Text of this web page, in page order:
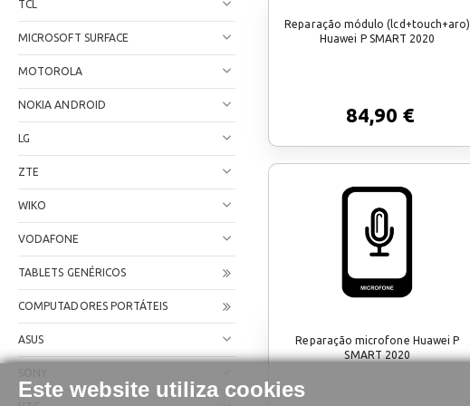
Este website utiliza cookies
TCL
MICROSOFT SURFACE
MOTOROLA
NOKIA ANDROID
LG
ZTE
WIKO
VODAFONE
TABLETS GENÉRICOS
COMPUTADORES PORTÁTEIS
ASUS
Reparação módulo (lcd+touch+aro)
Huawei P SMART 2020
84,90 €
Reparação microfone Huawei P
SMART 2020